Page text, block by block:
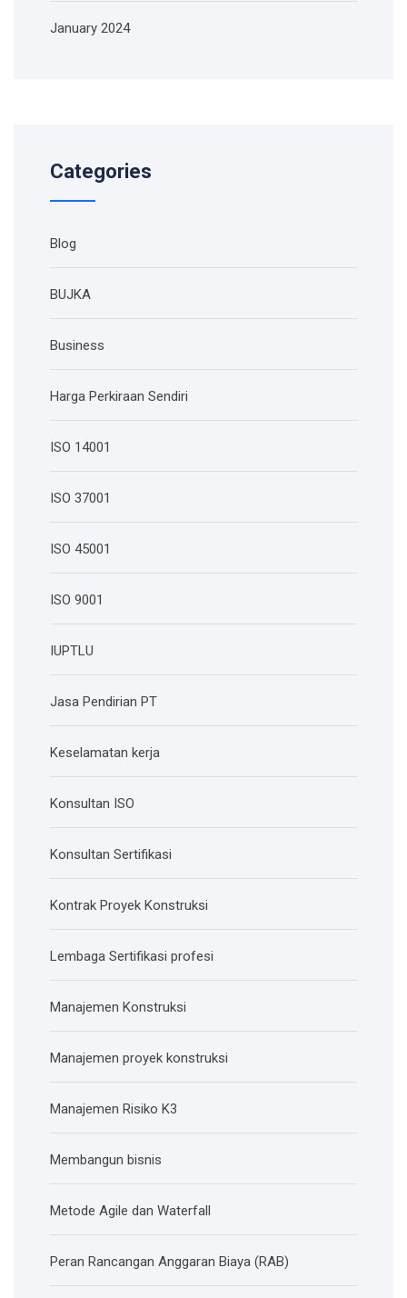
January 2024
Categories
Blog
BUJKA
Business
Harga Perkiraan Sendiri
ISO 14001
ISO 37001
ISO 45001
ISO 9001
IUPTLU
Jasa Pendirian PT
Keselamatan kerja
Konsultan ISO
Konsultan Sertifikasi
Kontrak Proyek Konstruksi
Lembaga Sertifikasi profesi
Manajemen Konstruksi
Manajemen proyek konstruksi
Manajemen Risiko K3
Membangun bisnis
Metode Agile dan Waterfall
Peran Rancangan Anggaran Biaya (RAB)